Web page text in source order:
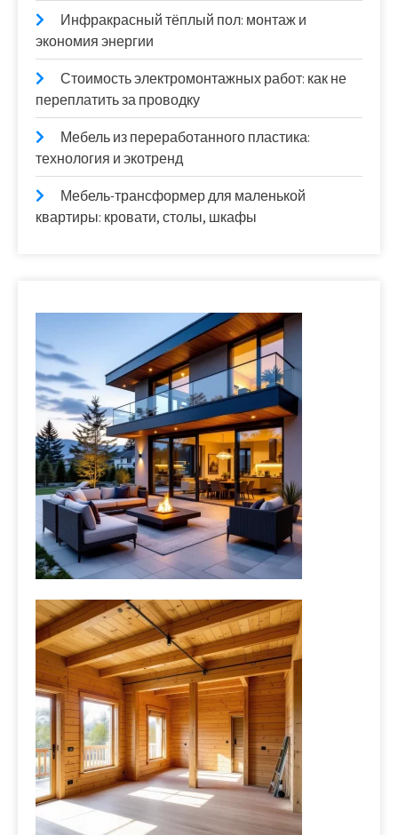
Инфракрасный тёплый пол: монтаж и
экономия энергии
Стоимость электромонтажных работ: как не
переплатить за проводку
Мебель из переработанного пластика:
технология и экотренд
Мебель-трансформер для маленькой
квартиры: кровати, столы, шкафы